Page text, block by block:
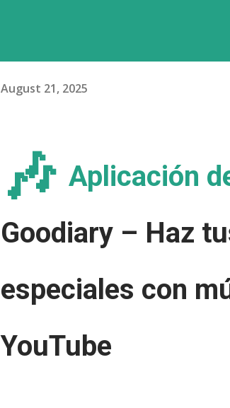
August 21, 2025
🎶 Aplicación
Goodiary – Haz
especiales con
YouTube